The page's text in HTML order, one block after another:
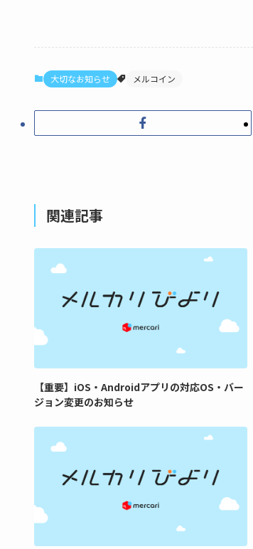
大切なお知らせ メルコイン
関連記事
【重要】iOS・Androidアプリの対応OS・バー
ジョン変更のお知らせ